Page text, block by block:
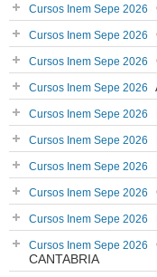
Cursos Inem Sepe 2026
Cursos Inem Sepe 2026
Cursos Inem Sepe 2026
Cursos Inem Sepe 2026
Cursos Inem Sepe 2026
Cursos Inem Sepe 2026
Cursos Inem Sepe 2026
Cursos Inem Sepe 2026
Cursos Inem Sepe 2026
Cursos Inem Sepe 2026
CANTABRIA